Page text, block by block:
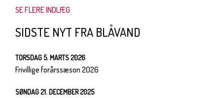
SE FLERE INDLÆG
SIDSTE NYT FRA BLÅVAND
TORSDAG 5. MARTS 2026
Frivillige forårssæson 2026
SØNDAG 21. DECEMBER 2025